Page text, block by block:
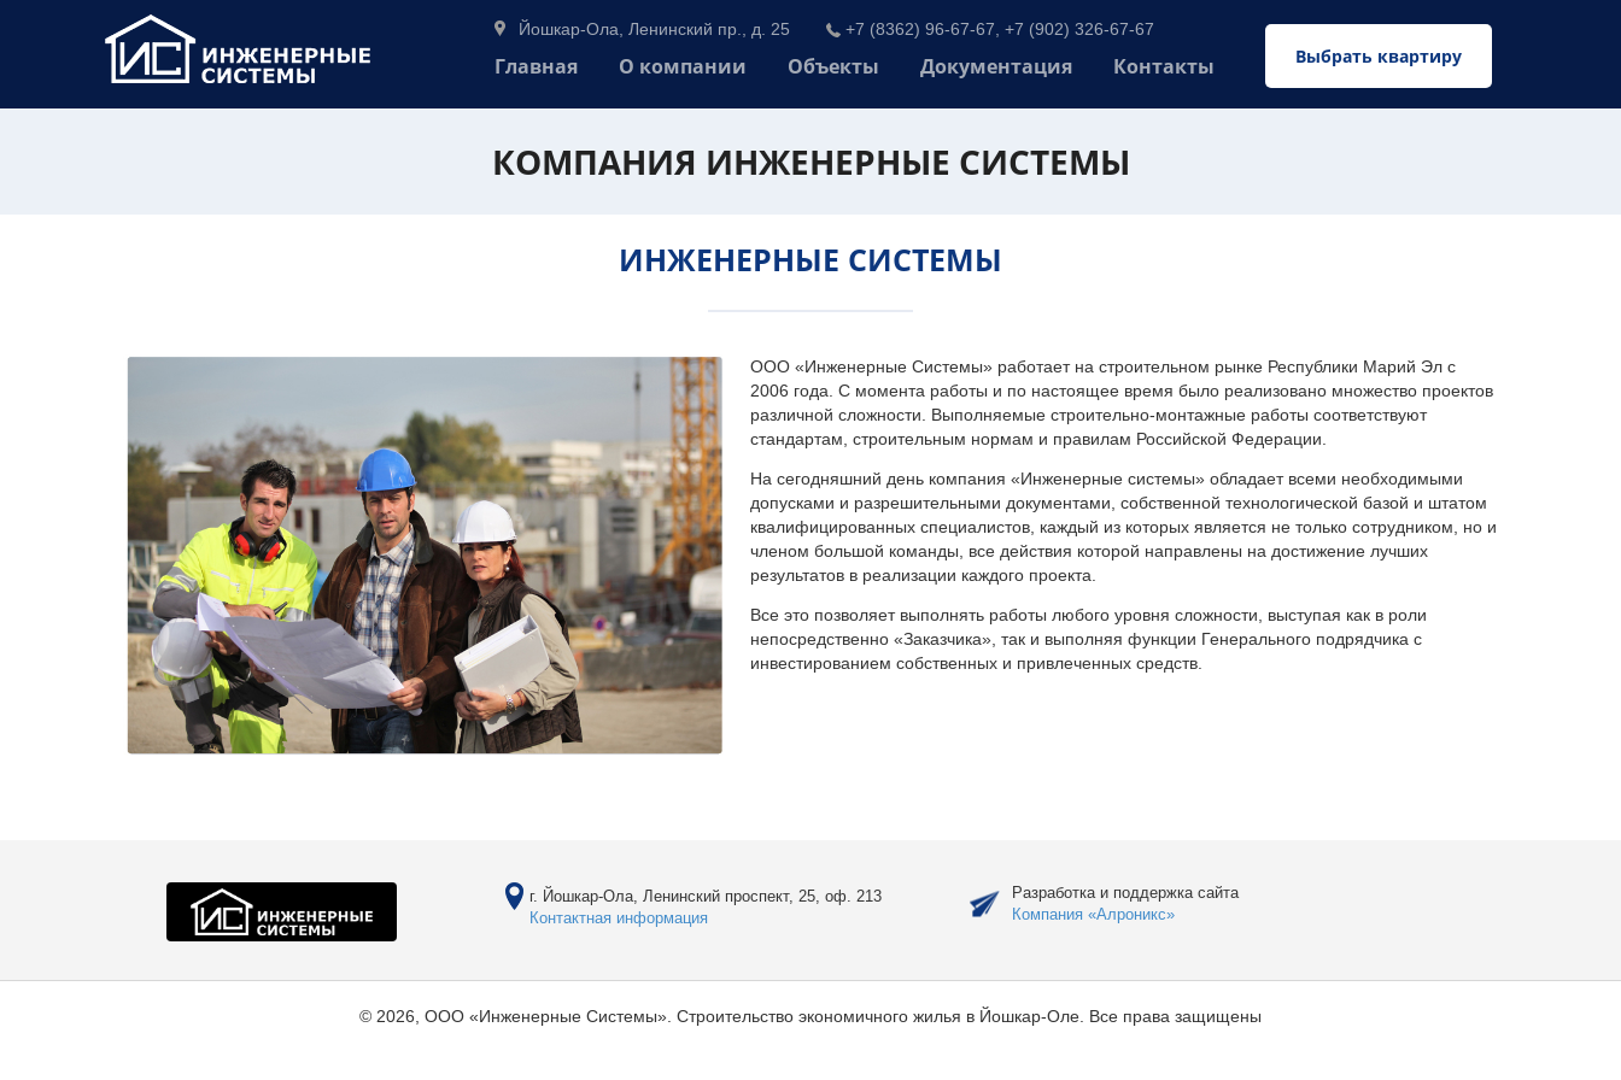
Выбрать квартиру
Йошкар-Ола, Ленинский пр., д. 25 +7 (8362) 96-67-67, +7 (902) 326-67-67
Главная О компании Объекты Документация Контакты
КОМПАНИЯ ИНЖЕНЕРНЫЕ СИСТЕМЫ
ИНЖЕНЕРНЫЕ СИСТЕМЫ
ООО «Инженерные Системы» работает на строительном рынке Республики Марий Эл с
2006 года. С момента работы и по настоящее время было реализовано множество проектов
различной сложности. Выполняемые строительно-монтажные работы соответствуют
стандартам, строительным нормам и правилам Российской Федерации.
На сегодняшний день компания «Инженерные системы» обладает всеми необходимыми
допусками и разрешительными документами, собственной технологической базой и штатом
квалифицированных специалистов, каждый из которых является не только сотрудником, но и
членом большой команды, все действия которой направлены на достижение лучших
результатов в реализации каждого проекта.
Все это позволяет выполнять работы любого уровня сложности, выступая как в роли
непосредственно «Заказчика», так и выполняя функции Генерального подрядчика с
инвестированием собственных и привлеченных средств.
г. Йошкар-Ола, Ленинский проспект, 25, оф. 213
Контактная информация
Разработка и поддержка сайта
Компания «Алроникс»
© 2026, ООО «Инженерные Системы». Строительство экономичного жилья в Йошкар-Оле. Все права защищены